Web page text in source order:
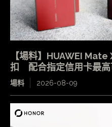
【場料】HUAWEI
扣 配合指定信用卡最高
場料 2026-08-09